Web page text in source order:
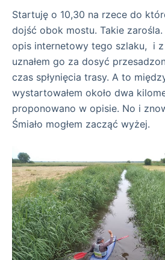
Startuję o 10,30 na rzece do
dojść obok mostu. Takie zarośla.
opis internetowy tego szlaku, i z
uznałem go za dosyć
czas spłynięcia trasy. A to
wystartowałem około dwa
proponowano w opisie. No i
Śmiało mogłem zacząć wyżej.